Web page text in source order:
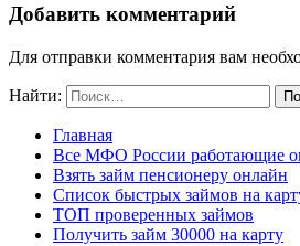
Добавить комментарий
Для отправки комментария вам
Найти:
Главная
Все МФО России работающие
Взять займ пенсионеру онлайн
Список быстрых займов на
ТОП проверенных займов
Получить займ 30000 на карту